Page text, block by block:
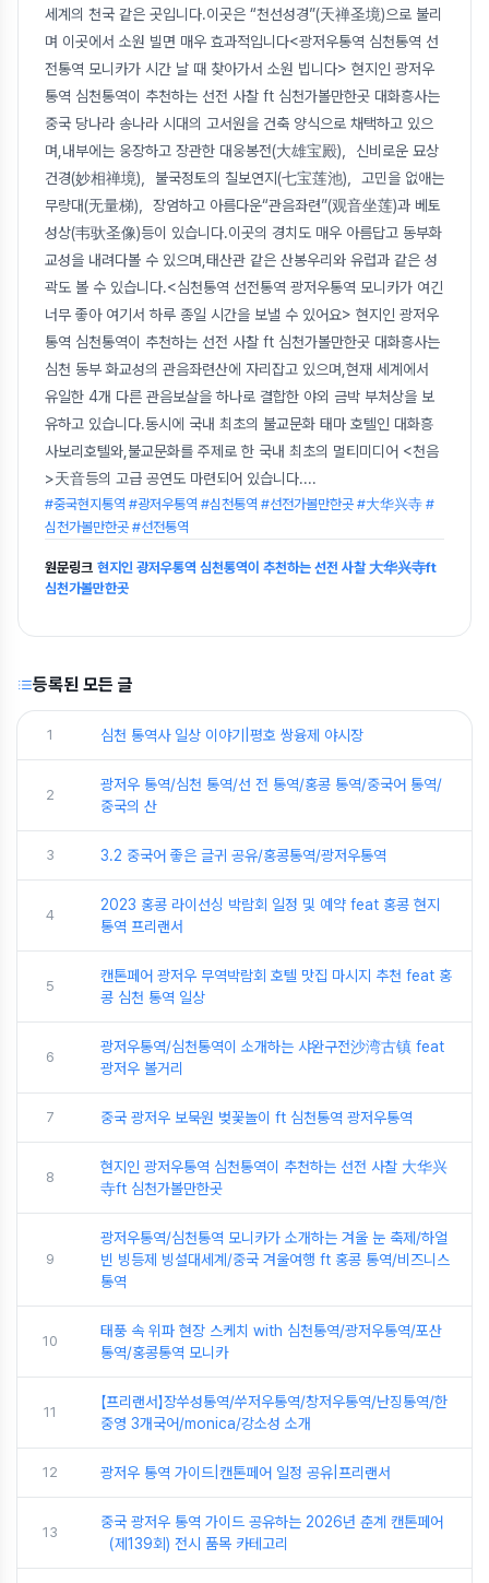
세계의 천국 같은 곳입니다.이곳은 “천선성경”(天禅圣境)으로 불리
며 이곳에서 소원 빌면 매우 효과적입니다<광저우통역 심천통역 선
전통역 모니카가 시간 날 때 찾아가서 소원 빕니다> 현지인 광저우
통역 심천통역이 추천하는 선전 사찰 ft 심천가볼만한곳 대화흥사는
중국 당나라 송나라 시대의 고서원을 건축 양식으로 채택하고 있으
며,내부에는 웅장하고 장관한 대웅봉전(大雄宝殿)，신비로운 묘상
건경(妙相禅境)，불국정토의 칠보연지(七宝莲池)，고민을 없애는
무량대(无量梯)，장엄하고 아름다운“관음좌련”(观音坐莲)과 베토
성상(韦驮圣像)등이 있습니다.이곳의 경치도 매우 아름답고 동부화
교성을 내려다볼 수 있으며,태산관 같은 산봉우리와 유럽과 같은 성
곽도 볼 수 있습니다.<심천통역 선전통역 광저우통역 모니카가 여긴
너무 좋아 여기서 하루 종일 시간을 보낼 수 있어요> 현지인 광저우
통역 심천통역이 추천하는 선전 사찰 ft 심천가볼만한곳 대화흥사는
심천 동부 화교성의 관음좌련산에 자리잡고 있으며,현재 세계에서
유일한 4개 다른 관음보살을 하나로 결합한 야외 금박 부처상을 보
유하고 있습니다.동시에 국내 최초의 불교문화 태마 호텔인 대화흥
사보리호텔와,불교문화를 주제로 한 국내 최초의 멀티미디어 <천음
>天音등의 고급 공연도 마련되어 있습니다....
#중국현지통역 #광저우통역 #심천통역 #선전가볼만한곳 #大华兴寺 #
심천가볼만한곳 #선전통역
원문링크 현지인 광저우통역 심천통역이 추천하는 선전 사찰 大华兴寺ft
심천가볼만한곳
등록된 모든 글
1 심천 통역사 일상 이야기|평호 쌍융제 야시장
2
광저우 통역/심천 통역/선 전 통역/홍콩 통역/중국어 통역/
중국의 산
3 3.2 중국어 좋은 글귀 공유/홍콩통역/광저우통역
4
2023 홍콩 라이선싱 박람회 일정 및 예약 feat 홍콩 현지
통역 프리랜서
5
캔톤페어 광저우 무역박람회 호텔 맛집 마시지 추천 feat 홍
콩 심천 통역 일상
6
광저우통역/심천통역이 소개하는 샤완구전沙湾古镇 feat
광저우 볼거리
7 중국 광저우 보묵원 벚꽃놀이 ft 심천통역 광저우통역
8
현지인 광저우통역 심천통역이 추천하는 선전 사찰 大华兴
寺ft 심천가볼만한곳
9
광저우통역/심천통역 모니카가 소개하는 겨울 눈 축제/하얼
빈 빙등제 빙설대세계/중국 겨울여행 ft 홍콩 통역/비즈니스
통역
10
태풍 속 위파 현장 스케치 with 심천통역/광저우통역/포산
통역/홍콩통역 모니카
11
【프리랜서】장쑤성통역/쑤저우통역/창저우통역/난징통역/한
중영 3개국어/monica/강소성 소개
12 광저우 통역 가이드|캔톤페어 일정 공유|프리랜서
13
중국 광저우 통역 가이드 공유하는 2026년 춘계 캔톤페어
（제139회) 전시 품목 카테고리